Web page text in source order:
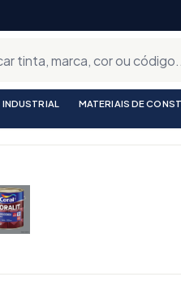
INDUSTRIAL MATERIAIS DE